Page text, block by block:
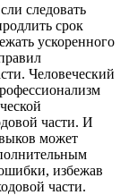
следовать
срок
ускоренного
Человеческий
части. И
может
избежав
части.